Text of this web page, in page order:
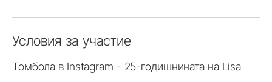
Условия за участие
Томбола в Instagram - 25-годишнината на Lisa